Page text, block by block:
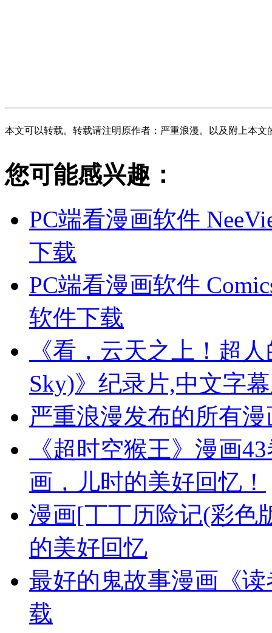
本文可以转载。转载请注明原作者：严重浪漫。以及附上本文
您可能感兴趣：
PC端看漫画软件
下载
PC端看漫画软件
软件下载
《看，云天之上！超
Sky)》纪录片,中文字
严重浪漫发布的所有
《超时空猴王》漫画
画，儿时的美好回忆！
漫画[丁丁历险记(彩色
的美好回忆
最好的鬼故事漫画《
载